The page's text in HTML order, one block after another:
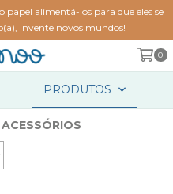
papel alimentá-los para que eles se
invente novos mundos!
0
PRODUTOS